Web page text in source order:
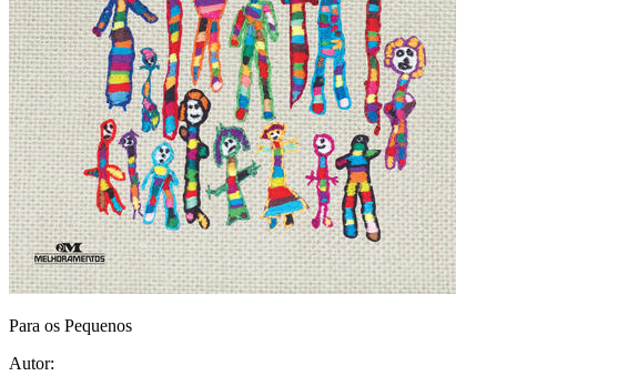
Para os Pequenos
Autor: